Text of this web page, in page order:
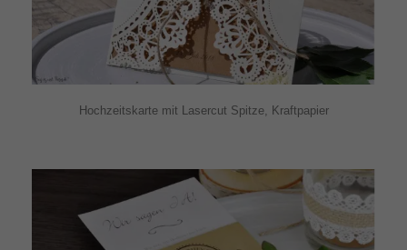
Hochzeitskarte mit Lasercut Spitze, Kraftpapier